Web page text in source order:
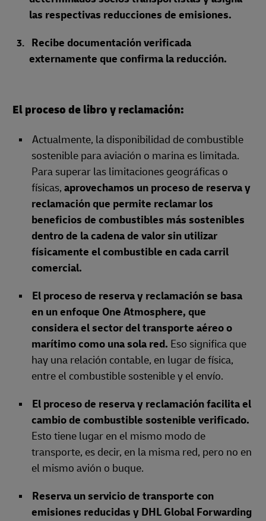
las respectivas reducciones de emisiones.
Recibe documentación verificada
externamente que confirma la reducción.
El proceso de libro y reclamación:
Actualmente, la disponibilidad de combustible
sostenible para aviación o marina es limitada.
Para superar las limitaciones geográficas o
físicas, aprovechamos un proceso de reserva y
reclamación que permite reclamar los
beneficios de combustibles más sostenibles
dentro de la cadena de valor sin utilizar
físicamente el combustible en cada carril
comercial.
El proceso de reserva y reclamación se basa
en un enfoque One Atmosphere, que
considera el sector del transporte aéreo o
marítimo como una sola red. Eso significa que
hay una relación contable, en lugar de física,
entre el combustible sostenible y el envío.
El proceso de reserva y reclamación facilita el
cambio de combustible sostenible verificado.
Esto tiene lugar en el mismo modo de
transporte, es decir, en la misma red, pero no en
el mismo avión o buque.
Reserva un servicio de transporte con
emisiones reducidas y DHL Global Forwarding